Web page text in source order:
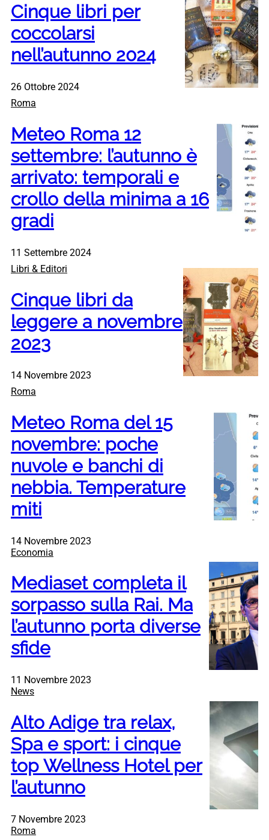
Cinque libri per
coccolarsi
nell’autunno 2024
26 Ottobre 2024
Roma
Meteo Roma 12
settembre: l’autunno è
arrivato: temporali e
crollo della minima a 16
gradi
11 Settembre 2024
Libri & Editori
Cinque libri da
leggere a novembre
2023
14 Novembre 2023
Roma
Meteo Roma del 15
novembre: poche
nuvole e banchi di
nebbia. Temperature
miti
14 Novembre 2023
Economia
Mediaset completa il
sorpasso sulla Rai. Ma
l’autunno porta diverse
sfide
11 Novembre 2023
News
Alto Adige tra relax,
Spa e sport: i cinque
top Wellness Hotel per
l’autunno
7 Novembre 2023
Roma